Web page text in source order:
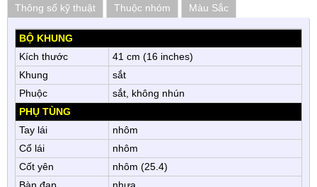
Thông số kỹ thuật Thuộc nhóm Màu Sắc
BỘ KHUNG
Kích thước
41 cm (16 inches)
Khung
sắt
Phuộc
sắt, không nhún
PHỤ TÙNG
Tay lái
nhôm
Cổ lái
nhôm
Cốt yên
nhôm (25.4)